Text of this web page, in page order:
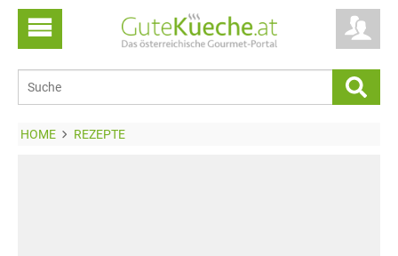
HOME REZEPTE